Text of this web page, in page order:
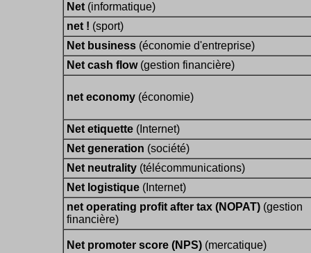
Net (informatique)
net ! (sport)
Net business (économie d'entreprise)
Net cash flow(gestion financière)
net economy (économie)
Net etiquette (Internet)
Net generation (société)
Net neutrality (télécommunications)
Net logistique (Internet)
net operating profit after tax (NOPAT) (gestion
financière)
Net promoter score (NPS) (mercatique)